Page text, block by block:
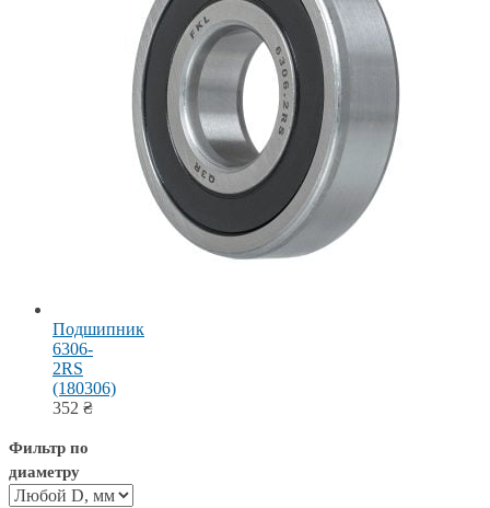
Подшипник
6306-
2RS
(180306)
352 ₴
Фильтр по
диаметру